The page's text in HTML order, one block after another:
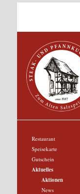
Restaurant
Speisekarte
Gutschein
Aktuelles
Aktionen
News